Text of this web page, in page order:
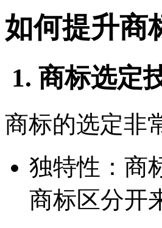
如何提升商
1. 商标选定
商标的选定非
独特性：商
商标区分开